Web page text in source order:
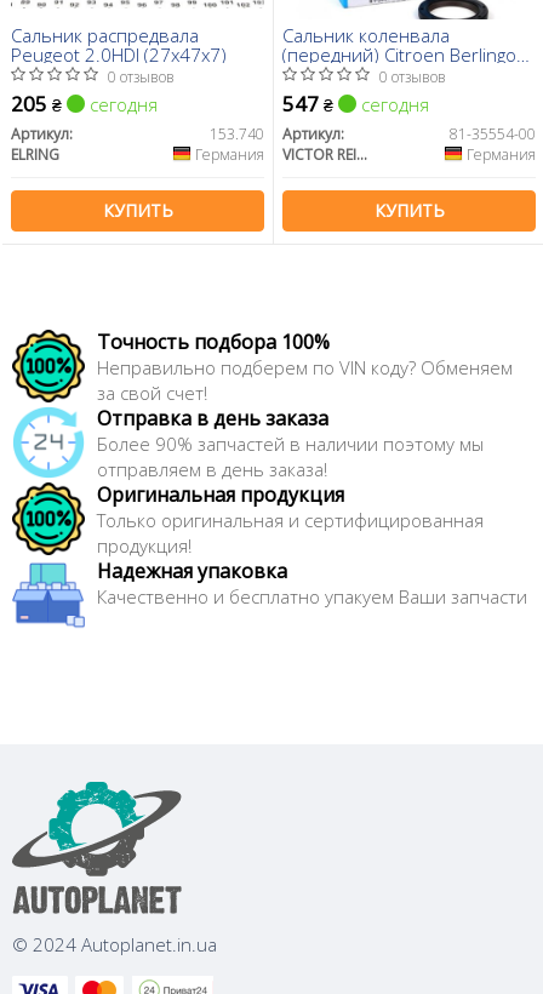
Сальник распредвала
Peugeot 2.0HDI (27x47x7)
0 отзывов
205 ₴ сегодня
Артикул:
153.740
ELRING
Германия
КУПИТЬ
Сальник коленвала
(передний) Citroen Berlingo
1.6HDi (40x55x6.4)
0 отзывов
547 ₴ сегодня
Артикул:
81-35554-00
VICTOR REINZ
Германия
КУПИТЬ
Точность подбора 100%
Неправильно подберем по VIN коду? Обменяем
за свой счет!
Отправка в день заказа
Более 90% запчастей в наличии поэтому мы
отправляем в день заказа!
Оригинальная продукция
Только оригинальная и сертифицированная
продукция!
Надежная упаковка
Качественно и бесплатно упакуем Ваши запчасти
© 2024 Autoplanet.in.ua